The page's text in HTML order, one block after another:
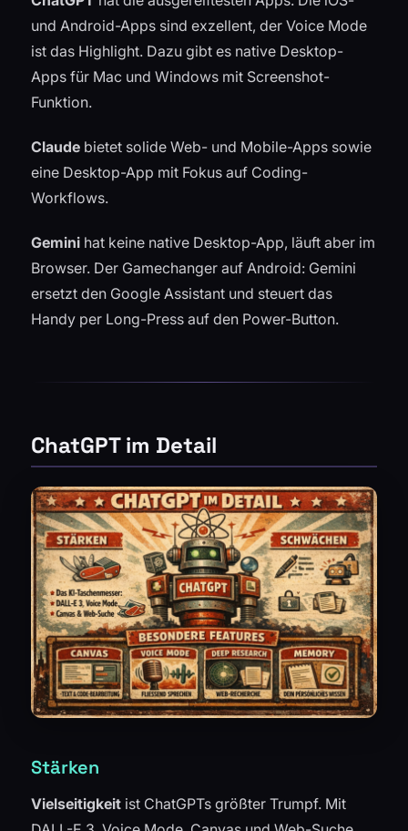
und Android-Apps sind exzellent, der Voice Mode
ist das Highlight. Dazu gibt es native Desktop-
Apps für Mac und Windows mit Screenshot-
Funktion.
Claude bietet solide Web- und Mobile-Apps sowie
eine Desktop-App mit Fokus auf Coding-
Workflows.
Gemini hat keine native Desktop-App, läuft aber im
Browser. Der Gamechanger auf Android: Gemini
ersetzt den Google Assistant und steuert das
Handy per Long-Press auf den Power-Button.
ChatGPT im Detail
Stärken
Vielseitigkeit ist ChatGPTs größter Trumpf. Mit